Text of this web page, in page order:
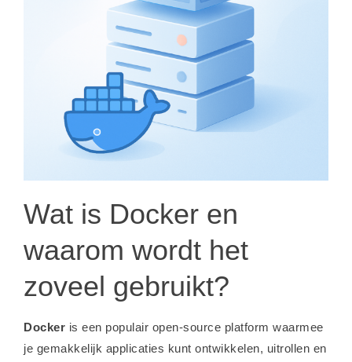
Wat is Docker en
waarom wordt het
zoveel gebruikt?
Docker is een populair open-source platform waarmee
je gemakkelijk applicaties kunt ontwikkelen, uitrollen en